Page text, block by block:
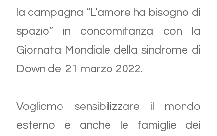
la campagna “L’amore ha bisogno di
spazio” in concomitanza con la
Giornata Mondiale della sindrome di
Down del 21 marzo 2022.
Vogliamo sensibilizzare il mondo
esterno e anche le famiglie dei